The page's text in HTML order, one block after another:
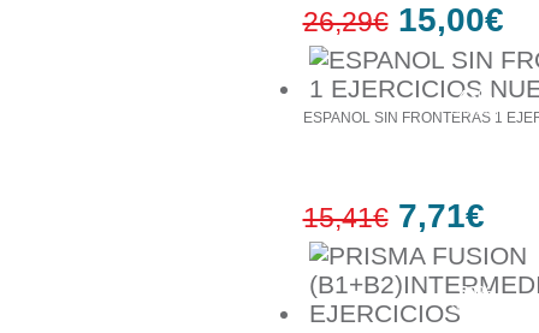
43%
έκπτωση
26,29€ 15,00€
50%
έκπτωση
ESPANOL SIN FRONTERAS 1
15,41€ 7,71€